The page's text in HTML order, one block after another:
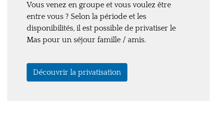
Vous venez en groupe et vous voulez être
entre vous ? Selon la période et les
disponibilités, il est possible de privatiser le
Mas pour un séjour famille / amis.
Découvrir la privatisation